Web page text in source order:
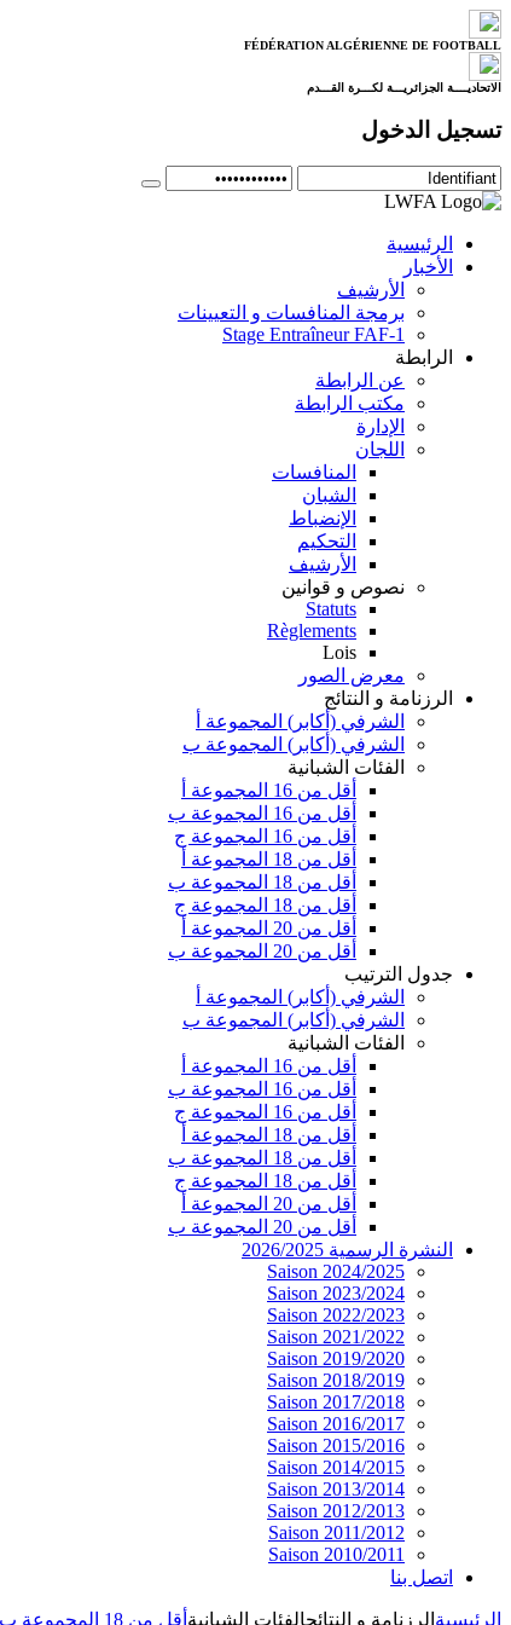
FÉDÉRATION ALGÉRIENNE DE FOOTBALL
الاتحاديــــة الجزائريـــة لكـــرة القـــدم
تسجيل الدخول
الرئيسية
الأخبار
الأرشيف
برمجة المنافسات و التعيينات
Stage Entraîneur FAF-1
الرابطة
عن الرابطة
مكتب الرابطة
الإدارة
اللجان
المنافسات
الشبان
الإنضباط
التحكيم
الأرشيف
نصوص و قوانين
Statuts
Règlements
Lois
معرض الصور
الرزنامة و النتائج
الشرفي (أكابر) المجموعة أ
الشرفي (أكابر) المجموعة ب
الفئات الشبانية
أقل من 16 المجموعة أ
أقل من 16 المجموعة ب
أقل من 16 المجموعة ج
أقل من 18 المجموعة أ
أقل من 18 المجموعة ب
أقل من 18 المجموعة ج
أقل من 20 المجموعة أ
أقل من 20 المجموعة ب
جدول الترتيب
الشرفي (أكابر) المجموعة أ
الشرفي (أكابر) المجموعة ب
الفئات الشبانية
أقل من 16 المجموعة أ
أقل من 16 المجموعة ب
أقل من 16 المجموعة ج
أقل من 18 المجموعة أ
أقل من 18 المجموعة ب
أقل من 18 المجموعة ج
أقل من 20 المجموعة أ
أقل من 20 المجموعة ب
النشرة الرسمية 2026/2025
Saison 2024/2025
Saison 2023/2024
Saison 2022/2023
Saison 2021/2022
Saison 2019/2020
Saison 2018/2019
Saison 2017/2018
Saison 2016/2017
Saison 2015/2016
Saison 2014/2015
Saison 2013/2014
Saison 2012/2013
Saison 2011/2012
Saison 2010/2011
اتصل بنا
الرئيسية الرزنامة و النتائجالفئات الشبانية أقل من 18 المجموعة ب